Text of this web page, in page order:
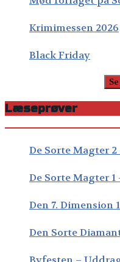
Krimimessen 2026
Black Friday
Læseprøver
De Sorte Magter
De Sorte Magter
Den 7. Dimension
Den Sorte